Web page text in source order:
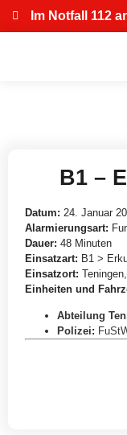
Im Notfall 112
B1 –
Datum: 24. Januar
Alarmierungsart:
Dauer: 48 Minuten
Einsatzart: B1 >
Einsatzort:
Einheiten und
Abteilung
Polizei: